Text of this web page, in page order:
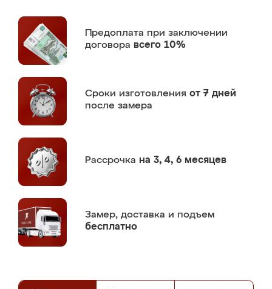
Предоплата при заключении
договора всего 10%
Сроки изготовления от 7 дней
после замера
Рассрочка на 3, 4, 6 месяцев
Замер, доставка и подъем
бесплатно